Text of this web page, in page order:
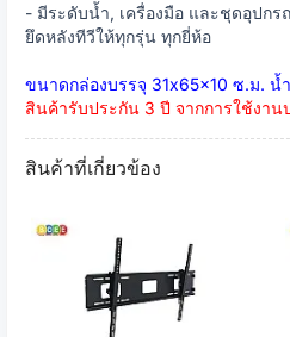
- มีระดับน้ำ, เครื่องมือ และชุดอุปก
ยึดหลังทีวีให้ทุกรุ่น ทุกยี่ห้อ
ขนาดกล่องบรรจุ 31x65x10 ซ.ม. น้
สินค้ารับประกัน 3 ปี จากการใช้งาน
สินค้าที่เกี่ยวข้อง